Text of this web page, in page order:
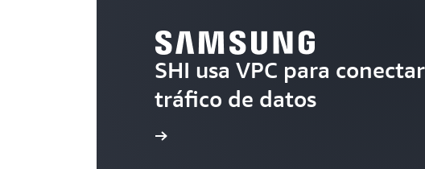
SHI usa VPC para
tráfico de datos